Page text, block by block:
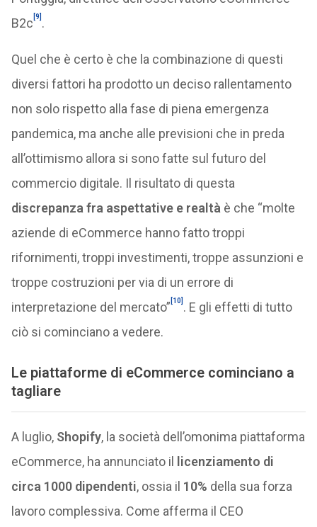
B2c [9] .
Quel che è certo è che la combinazione di questi
diversi fattori ha prodotto un deciso rallentamento
non solo rispetto alla fase di piena emergenza
pandemica, ma anche alle previsioni che in preda
all’ottimismo allora si sono fatte sul futuro del
commercio digitale. Il risultato di questa
discrepanza fra aspettative e realtà è che “molte
aziende di eCommerce hanno fatto troppi
rifornimenti, troppi investimenti, troppe assunzioni e
troppe costruzioni per via di un errore di
interpretazione del mercato” [10] . E gli effetti di tutto
ciò si cominciano a vedere.
Le piattaforme di eCommerce cominciano a
tagliare
A luglio, Shopify, la società dell’omonima piattaforma
eCommerce, ha annunciato il licenziamento di
circa 1000 dipendenti, ossia il 10% della sua forza
lavoro complessiva. Come afferma il CEO